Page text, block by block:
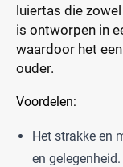
luiertas die
is ontworpen in
waardoor het
ouder.
Voordelen:
Het strakke en
en gelegenheid.